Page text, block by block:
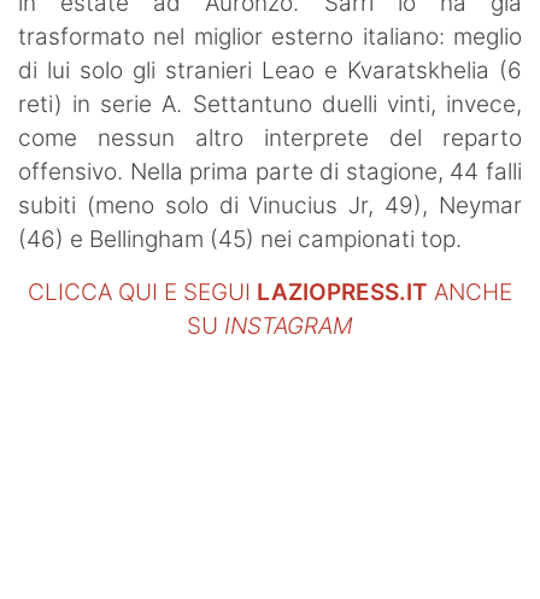
trasformato nel miglior esterno italiano: meglio
di lui solo gli stranieri Leao e Kvaratskhelia (6
reti) in serie A. Settantuno duelli vinti, invece,
come nessun altro interprete del reparto
offensivo. Nella prima parte di stagione, 44 falli
subiti (meno solo di Vinucius Jr, 49), Neymar
(46) e Bellingham (45) nei campionati top.
CLICCA QUI E SEGUI LAZIOPRESS.IT ANCHE
SU INSTAGRAM